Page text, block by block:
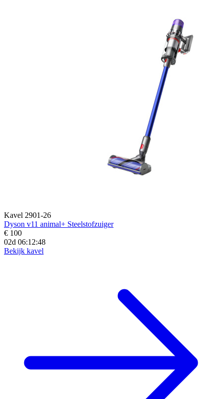
Kavel 2901-26
Dyson v11 animal+ Steelstofzuiger
€ 100
02d 06:12:46
Bekijk kavel